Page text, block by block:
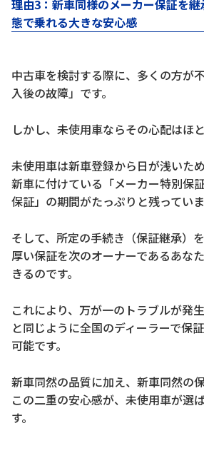
理由3：新車同様のメーカー保証を
態で乗れる大きな安心感
中古車を検討する際に、多くの方が
入後の故障」です。
しかし、未使用車ならその心配はほ
未使用車は新車登録から日が浅いた
新車に付けている「メーカー特別保
保証」の期間がたっぷりと残っていま
そして、所定の手続き（保証継承）
厚い保証を次のオーナーであるあな
きるのです。
これにより、万が一のトラブルが発
と同じように全国のディーラーで保
可能です。
新車同然の品質に加え、新車同然の
この二重の安心感が、未使用車が選
す。